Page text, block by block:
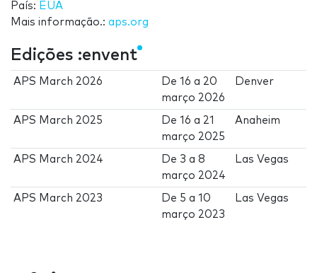
País: EUA
Mais informação.: aps.org
Edições :envent
APS March 2026 De16 a 20
março 2026
Denver
APS March 2025 De16 a 21
março 2025
Anaheim
APS March 2024 De 3 a8
março 2024
Las Vegas
APS March 2023 De 5 a10
março 2023
Las Vegas